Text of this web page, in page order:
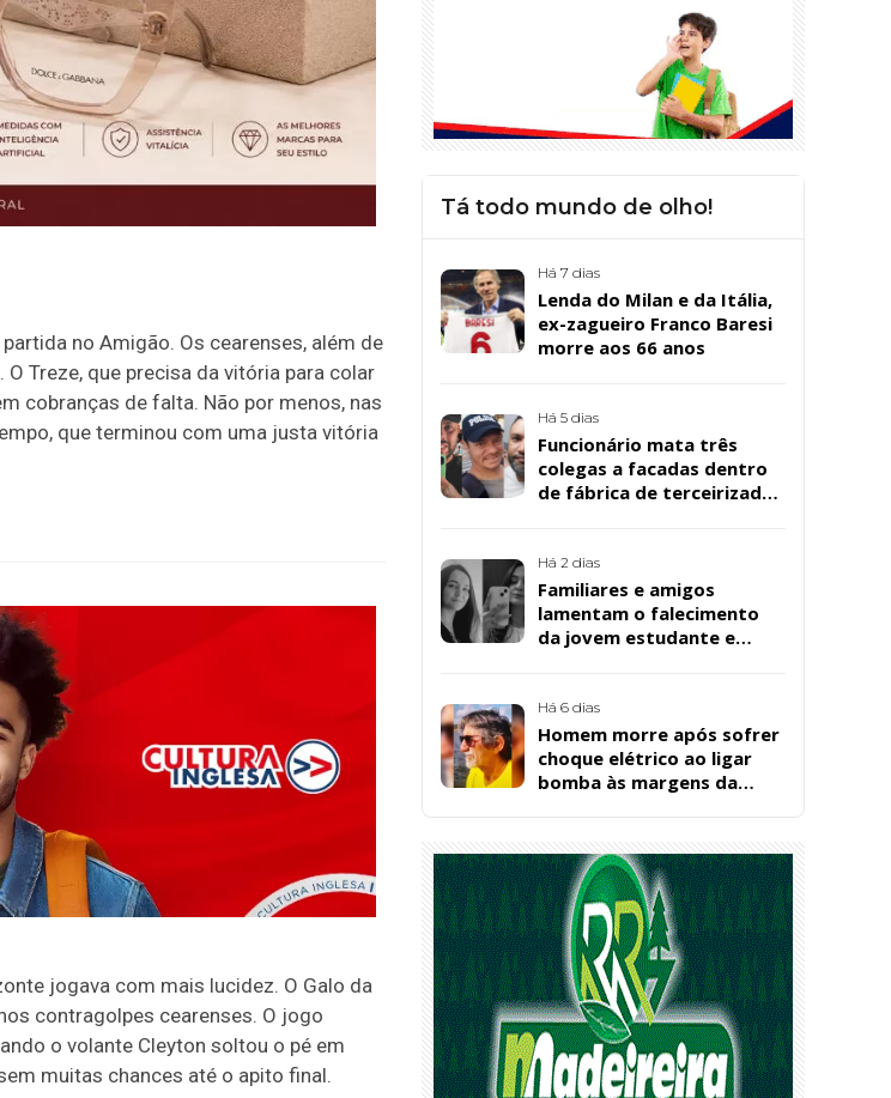
no Amigão. Os cearenses, além de
Treze, que precisa da vitória para colar
cobranças de falta. Não por menos, nas
que terminou com uma justa vitória
jogava com mais lucidez. O Galo da
contragolpes cearenses. O jogo
o volante Cleyton soltou o pé em
muitas chances até o apito final.
Tá todo mundo de olho!
Há 7 dias
Lenda do Milan e da Itália,
ex-zagueiro Franco Baresi
morre aos 66 anos
Há 5 dias
Funcionário mata três
colegas a facadas dentro
de fábrica de terceirizada
Há 2 dias
Familiares e amigos
lamentam o falecimento
da jovem estudante e
Santos, em Patos
Há 6 dias
Homem morre após sofrer
choque elétrico ao ligar
bomba às margens da